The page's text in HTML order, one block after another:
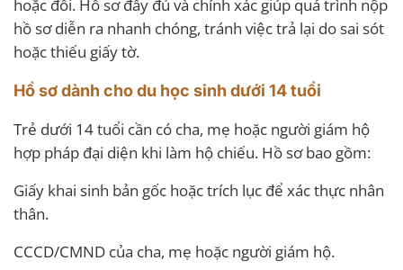
hoặc đổi. Hồ sơ đầy đủ và chính xác giúp quá trình nộp
hồ sơ diễn ra nhanh chóng, tránh việc trả lại do sai sót
hoặc thiếu giấy tờ.
Hồ sơ dành cho du học sinh dưới 14 tuổi
Trẻ dưới 14 tuổi cần có cha, mẹ hoặc người giám hộ
hợp pháp đại diện khi làm hộ chiếu. Hồ sơ bao gồm:
Giấy khai sinh bản gốc hoặc trích lục để xác thực nhân
thân.
CCCD/CMND của cha, mẹ hoặc người giám hộ.